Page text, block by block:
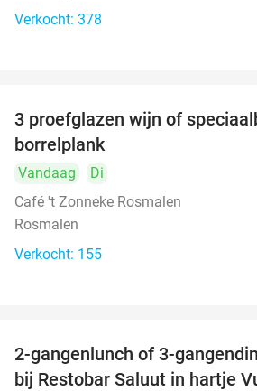
Verkocht: 378
3 proefglazen wijn of
borrelplank
Vandaag
Di
Café 't Zonneke Rosmalen
Rosmalen
Verkocht: 155
2-gangenlunch of 3-
bij Restobar Saluut in hartje